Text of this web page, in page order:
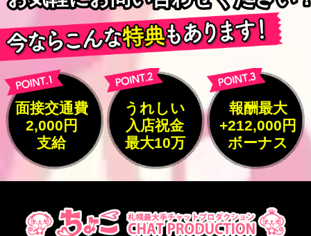
面接交通費
2,000円
支給
うれしい
入店祝金
最大10万
報酬最大
+212,000円
ボーナス